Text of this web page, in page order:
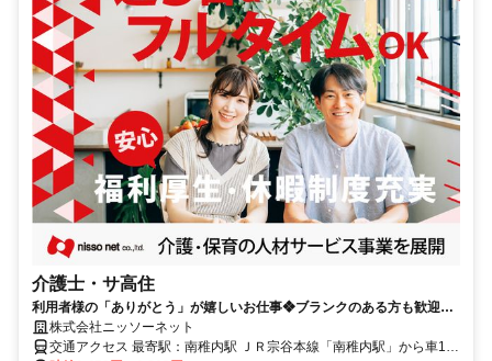
介護士・サ高住
利用者様の「ありがとう」が嬉しいお仕事❖ブランクのある方も歓迎で
す❖株式会社ニッソーネット
交通アクセス 最寄駅：南稚内駅 ＪＲ宗谷本線「南稚内駅」から車14